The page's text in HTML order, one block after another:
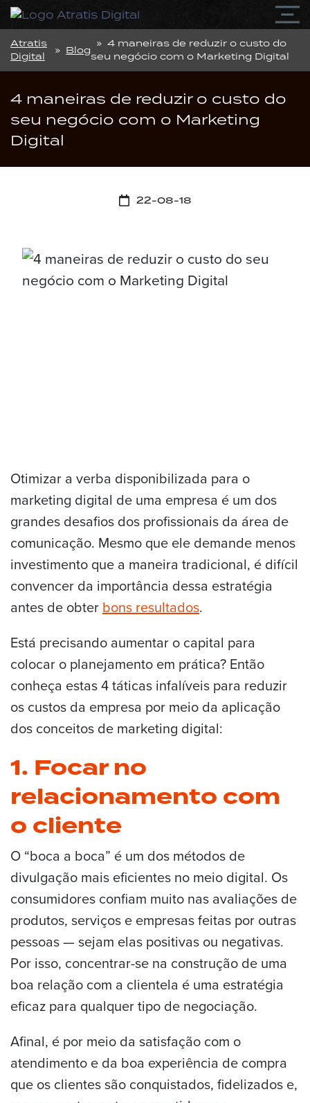
Atratis
Digital
» Blog
» 4 maneiras de reduzir o custo do
seu negócio com o Marketing Digital
4 maneiras de reduzir o custo do
seu negócio com o Marketing
Digital
22-08-18
Otimizar a verba disponibilizada para o
marketing digital de uma empresa é um dos
grandes desafios dos profissionais da área de
comunicação. Mesmo que ele demande menos
investimento que a maneira tradicional, é difícil
convencer da importância dessa estratégia
antes de obter bons resultados.
Está precisando aumentar o capital para
colocar o planejamento em prática? Então
conheça estas 4 táticas infalíveis para reduzir
os custos da empresa por meio da aplicação
dos conceitos de marketing digital:
1. Focar no
relacionamento com
o cliente
O “boca a boca” é um dos métodos de
divulgação mais eficientes no meio digital. Os
consumidores confiam muito nas avaliações de
produtos, serviços e empresas feitas por outras
pessoas — sejam elas positivas ou negativas.
Por isso, concentrar-se na construção de uma
boa relação com a clientela é uma estratégia
eficaz para qualquer tipo de negociação.
Afinal, é por meio da satisfação com o
atendimento e da boa experiência de compra
que os clientes são conquistados, fidelizados e,